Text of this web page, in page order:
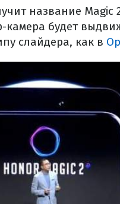
название Magic
будет
слайдера, как в